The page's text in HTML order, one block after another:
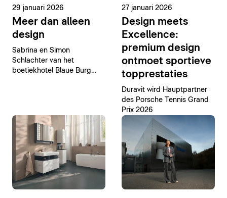
29 januari 2026
Meer dan alleen
design
Sabrina en Simon
Schlachter van het
boetiekhotel Blaue Burg
27 januari 2026
Design meets
Excellence:
premium design
ontmoet sportieve
topprestaties
Duravit wird Hauptpartner
des Porsche Tennis Grand
Prix 2026